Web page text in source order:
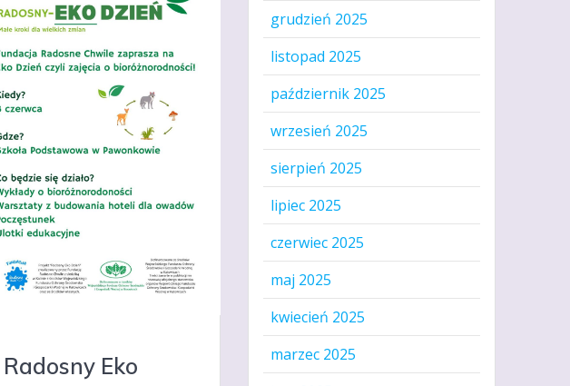
Radosny Eko
grudzień 2025
listopad 2025
październik 2025
wrzesień 2025
sierpień 2025
lipiec 2025
czerwiec 2025
maj 2025
kwiecień 2025
marzec 2025